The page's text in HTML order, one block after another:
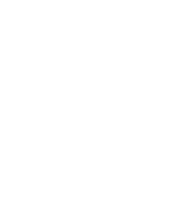
pour